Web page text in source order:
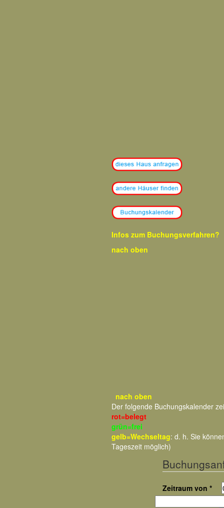
Infos zum Buchungsverfahren?
nach oben
nach oben
Der folgende Buchungskalender
rot=belegt
grün=frei
gelb=Wechseltag: d. h. Sie
Tageszeit möglich)
Zeitraum von *